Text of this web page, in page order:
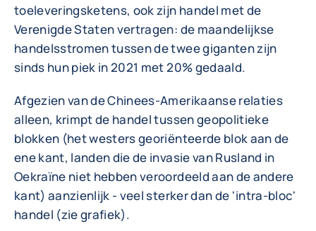
toeleveringsketens, ook zijn handel met de
Verenigde Staten vertragen: de maandelijkse
handelsstromen tussen de twee giganten zijn
sinds hun piek in 2021 met 20% gedaald.
Afgezien van de Chinees-Amerikaanse relaties
alleen, krimpt de handel tussen geopolitieke
blokken (het westers georiënteerde blok aan de
ene kant, landen die de invasie van Rusland in
Oekraïne niet hebben veroordeeld aan de andere
kant) aanzienlijk - veel sterker dan de 'intra-bloc'
handel (zie grafiek).